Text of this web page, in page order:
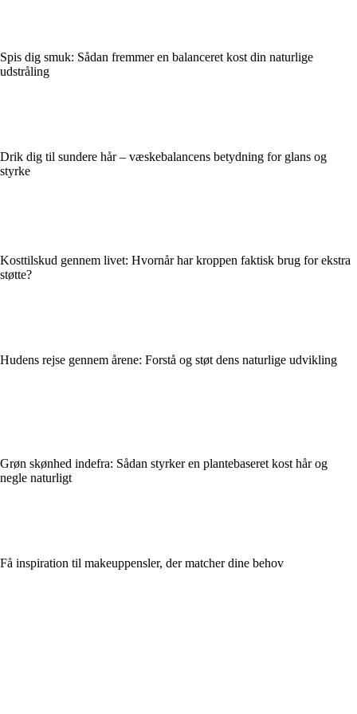
Spis dig smuk: Sådan fremmer en balanceret kost din naturlige
udstråling
Drik dig til sundere hår – væskebalancens betydning for glans og
styrke
Kosttilskud gennem livet: Hvornår har kroppen faktisk brug for ekstra
støtte?
Hudens rejse gennem årene: Forstå og støt dens naturlige udvikling
Grøn skønhed indefra: Sådan styrker en plantebaseret kost hår og
negle naturligt
Få inspiration til makeuppensler, der matcher dine behov